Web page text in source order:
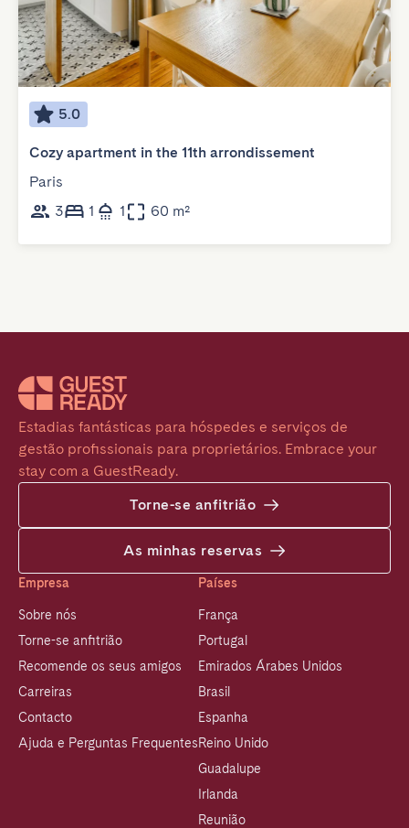
5.0
Cozy apartment in the 11th arrondissement
Paris
3
1 1 60 m²
Estadias fantásticas para hóspedes e serviços de
gestão profissionais para proprietários. Embrace your
stay com a GuestReady.
Torne-se anfitrião
As minhas reservas
Empresa
Sobre nós
Torne-se anfitrião
Recomende os seus amigos
Carreiras
Contacto
Ajuda e Perguntas Frequentes
Países
França
Portugal
Emirados Árabes Unidos
Brasil
Espanha
Reino Unido
Guadalupe
Irlanda
Reunião